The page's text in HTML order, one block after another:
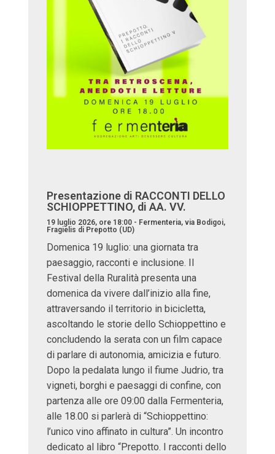
Presentazione di RACCONTI DELLO
SCHIOPPETTINO, di AA. VV.
19 luglio 2026, ore 18:00 - Fermenteria, via Bodigoi,
Fragielis di Prepotto (UD)
Domenica 19 luglio: una giornata tra
paesaggio, racconti e inclusione. Il
Festival della Ruralità presenta una
domenica da vivere dall’inizio alla fine,
attraversando il territorio in bicicletta,
ascoltando le storie dello Schioppettino e
concludendo la serata con un film capace
di parlare di autonomia, amicizia e futuro.
Dopo la pedalata lungo il fiume Judrio, tra
vigneti, borghi e paesaggi di confine, con
partenza alle ore 09:00 dalla Fermenteria,
alle 18.00 si parlerà di “Schioppettino:
l’unico vino affinato in cultura”. Un incontro
dedicato al libro “Prepotto. I racconti dello